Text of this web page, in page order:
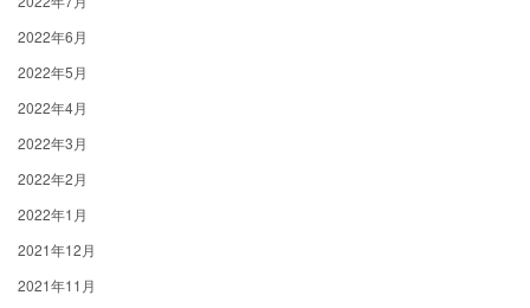
2022年6月
2022年5月
2022年4月
2022年3月
2022年2月
2022年1月
2021年12月
2021年11月